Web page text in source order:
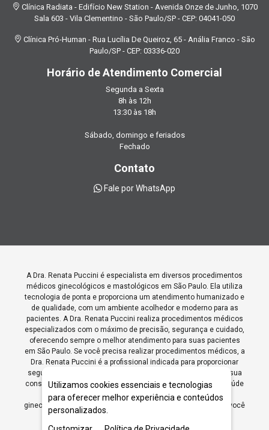
Clínica Radiata - Edifício New Station - Avenida Onze de Junho, 1070
Sala 603 - Vila Clementino - São Paulo/SP - CEP: 04041-050
Clínica Pró-Human - Rua Lucília De Queiroz, 65 - Anália Franco - São
Paulo/SP - CEP: 03336-020
Horário de Atendimento Comercial
Segunda a Sexta
8h às 12h
13:30 às 18h
Sábado, domingo e feriados
Fechado
Contato
Fale por WhatsApp
A Dra. Renata Puccini é especialista em diversos procedimentos
médicos ginecológicos e mastológicos em São Paulo. Ela utiliza
tecnologia de ponta e proporciona um atendimento humanizado e
de qualidade, com um ambiente acolhedor e moderno para as
pacientes. A Dra. Renata Puccini realiza procedimentos médicos
especializados com o máximo de precisão, segurança e cuidado,
oferecendo sempre o melhor atendimento para suas pacientes
em São Paulo. Se você precisa realizar procedimentos médicos, a
Dra. Renata Puccini é a profissional indicada para proporcionar
segurança, tecnologia e qualidade no atendimento. Agende sua
consulta para realizar procedimentos médicos focados na saúde
da mulher com a Dra. Renata Puccini, especialista em
ginecologia e mastologia, com a confiança e excelência que você
Utilizamos cookies essenciais e tecnologias
para oferecer melhor experiência e conteúdos
personalizados.